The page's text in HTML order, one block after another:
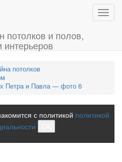
потолков
Петра и Павла — фото 6
с политикой политикой